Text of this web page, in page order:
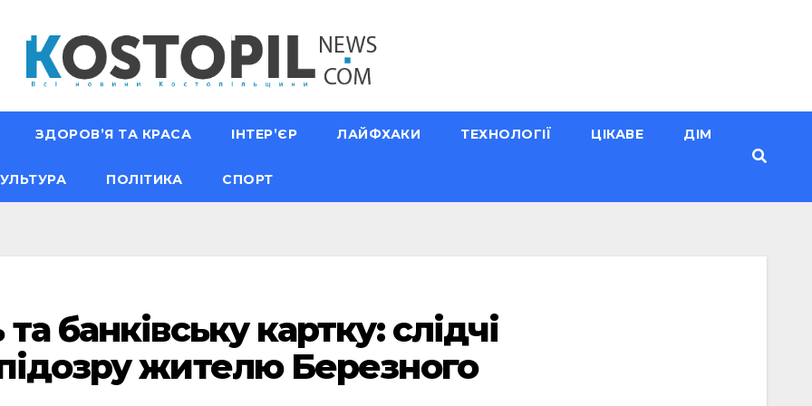
ЗДОРОВ’Я ТА КРАСА ІНТЕР’ЄР ЛАЙФХАКИ ТЕХНОЛОГІЇ ЦІКАВЕ ДІМ
ПОЛІТИКА СПОРТ
банківську картку: слідчі
жителю Березного